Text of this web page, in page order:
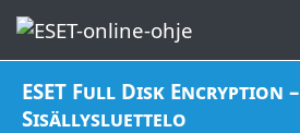
ESET Full Disk Encryption –
Sisällysluettelo